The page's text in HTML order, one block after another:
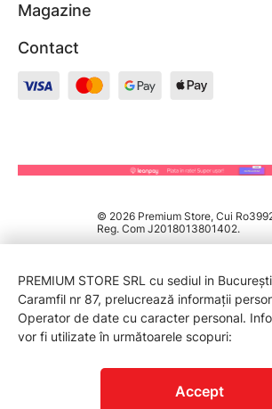
Magazine
Contact
© 2026 Premium Store, Cui
Reg. Com J2018013801402.
PREMIUM STORE SRL cu sediul in
Caramfil nr 87, prelucrează informații
Operator de date cu caracter personal.
vor fi utilizate în următoarele scopuri:
Accept